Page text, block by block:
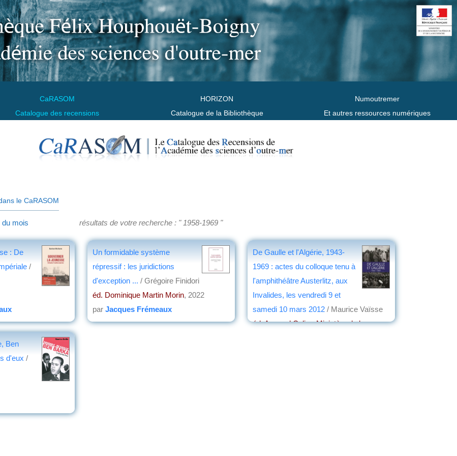
CaRASOM
Catalogue des recensions
HORIZON
Catalogue de la Bibliothèque
Numoutremer
Et autres ressources numériques
le CaRASOM
du mois résultats de votre recherche : " 1958-1969 "
: De
/
Un formidable système
répressif : les juridictions
d'exception ... / Grégoire Finidori
éd. Dominique Martin Morin, 2022
par Jacques Frémeaux
De Gaulle et l'Algérie, 1943-
1969 : actes du colloque tenu à
l'amphithéâtre Austerlitz, aux
Invalides, les vendredi 9 et
samedi 10 mars 2012 / Maurice Vaïsse
éd. Armand Colin - Ministère de la
Ben
d'eux /